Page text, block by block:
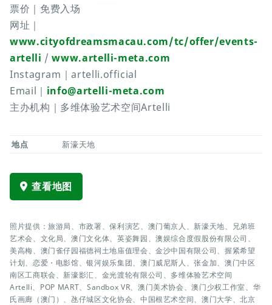
票价｜免费入场
网址｜
www.cityofdreamsmacau.com/tc/offer/events-
artelli /www.artelli-meta.com
Instagram｜artelli.official
Email｜ info@artelli-meta.com
主办机构｜多维体验艺术空间Artelli
地点 新濠天地
查看地图
照片提供：旅游局、市政署、保利演艺、澳门葡京人、新濠天地、兄弟班
艺术会、文化局、澳门文化体、英姿舞园、澳娱综合度假股份有限公司、
美高梅、澳门雀仔园福德祠土地庙值理会、金沙中国有限公司、握紧希望
计划、恋爱・电影馆、银河娱乐集团、澳门威尼斯人、张金加、澳门中区
南区工商联会、新濠影汇、金光渡轮有限公司、多维体验艺术空间
Artelli、POP MART、Sandbox VR、澳门美术协会、澳门少权工作室、华
氏画廊（澳门）、氹仔城区文化协会、中国根艺术空间、澳门大学、北京